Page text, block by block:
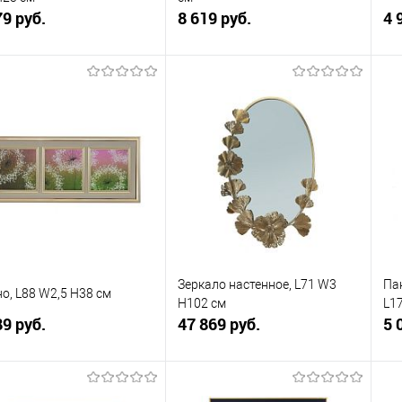
руб.
сравнению
избранное
В наличии
8 619 руб.
Купить в 1
К
сравнению
В избранное
В наличии
4
L88 W2,5 H38 см
руб.
Зеркало настенное, L71 W3
H102 см
47 869 руб. 5